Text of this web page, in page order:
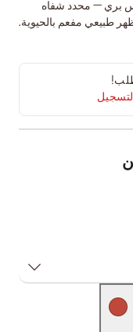
بري — محدد شفاه
طبيعي مفعم بالحيوية.